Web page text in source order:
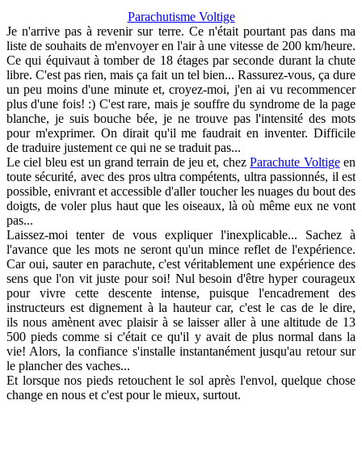
Parachutisme Voltige
Je n'arrive pas à revenir sur terre. Ce n'était pourtant pas dans ma
liste de souhaits de m'envoyer en l'air à une vitesse de 200 km/heure.
Ce qui équivaut à tomber de 18 étages par seconde durant la chute
libre. C'est pas rien, mais ça fait un tel bien... Rassurez-vous, ça dure
un peu moins d'une minute et, croyez-moi, j'en ai vu recommencer
plus d'une fois! :) C'est rare, mais je souffre du syndrome de la page
blanche, je suis bouche bée, je ne trouve pas l'intensité des mots
pour m'exprimer. On dirait qu'il me faudrait en inventer. Difficile
de traduire justement ce qui ne se traduit pas...
Le ciel bleu est un grand terrain de jeu et, chezParachute Voltigeen
toute sécurité, avec des pros ultra compétents, ultra passionnés, il est
possible, enivrant et accessible d'aller toucher les nuages du bout des
doigts, de voler plus haut que les oiseaux, là où même eux ne vont
pas...
Laissez-moi tenter de vous expliquer l'inexplicable... Sachez à
l'avance que les mots ne seront qu'un mince reflet de l'expérience.
Car oui, sauter en parachute, c'est véritablement une expérience des
sens que l'on vit juste pour soi! Nul besoin d'être hyper courageux
pour vivre cette descente intense, puisque l'encadrement des
instructeurs est dignement à la hauteur car, c'est le cas de le dire,
ils nous amènent avec plaisir à se laisser aller à une altitude de 13
500 pieds comme si c'était ce qu'il y avait de plus normal dans la
vie! Alors, la confiance s'installe instantanément jusqu'au retour sur
le plancher des vaches...
Et lorsque nos pieds retouchent le sol après l'envol, quelque chose
change en nous et c'est pour le mieux, surtout.